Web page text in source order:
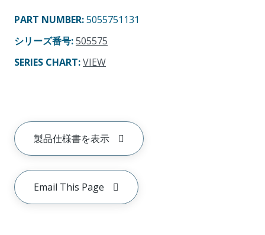
PART NUMBER:5055751131
シリーズ番号:505575
SERIES CHART:VIEW
製品仕様書を表示
Email This Page